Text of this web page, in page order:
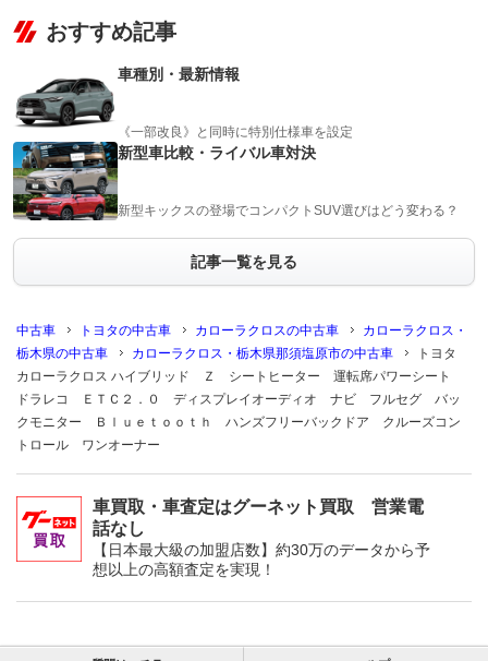
おすすめ記事
車種別・最新情報
《一部改良》と同時に特別仕様車を設定
新型車比較・ライバル車対決
新型キックスの登場でコンパクトSUV選びはどう変わる？
記事一覧を見る
中古車 トヨタの中古車 カローラクロスの中古車
カローラクロス・
栃木県の中古車
カローラクロス・栃木県那須塩原市の中古車
トヨタ
カローラクロス ハイブリッド Ｚ シートヒーター 運転席パワーシート
ドラレコ ＥＴＣ２．０ ディスプレイオーディオ ナビ フルセグ バッ
クモニター Ｂｌｕｅｔｏｏｔｈ ハンズフリーバックドア クルーズコン
トロール ワンオーナー
車買取・車査定はグーネット買取 営業電
話なし
【日本最大級の加盟店数】約30万のデータから予
想以上の高額査定を実現！